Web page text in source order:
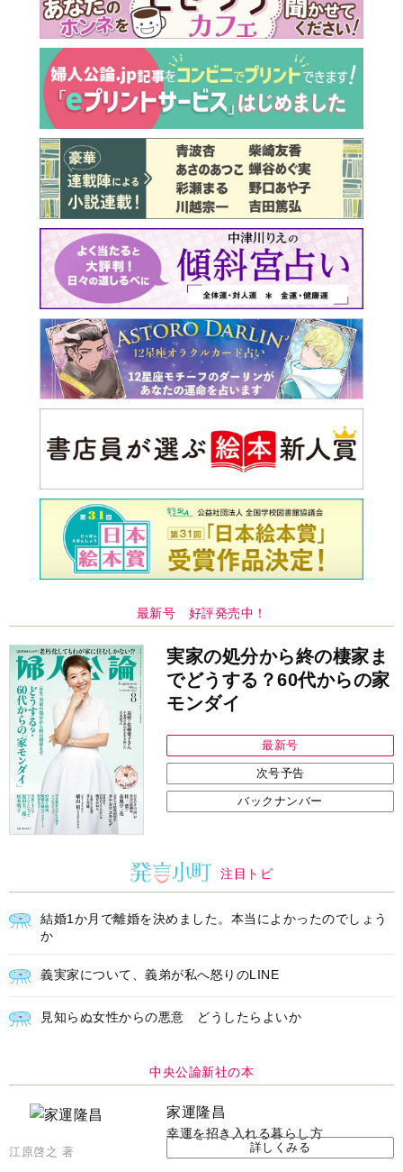
最新号 好評発売中！
実家の処分から終の棲家ま
でどうする？60代からの家
モンダイ
最新号
次号予告
バックナンバー
注目トピ
結婚1か月で離婚を決めました。本当によかったのでしょう
か
義実家について、義弟が私へ怒りのLINE
見知らぬ女性からの悪意 どうしたらよいか
中央公論新社の本
家運隆昌
幸運を招き入れる暮らし方
江原啓之 著 詳しくみる